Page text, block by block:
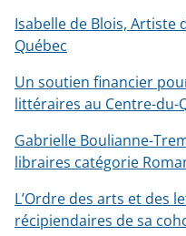
Isabelle de Blois, Artiste
Québec
Un soutien financier
littéraires au Centre-du-
Gabrielle Boulianne-
libraires catégorie
L’Ordre des arts et des
récipiendaires de sa